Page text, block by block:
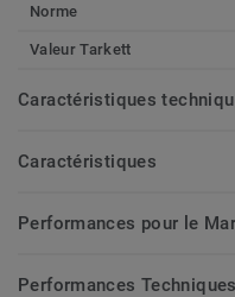
Norme
Valeur Tarkett
Caractéristiques
Caractéristiques
Performances pour le
Performances Techniques